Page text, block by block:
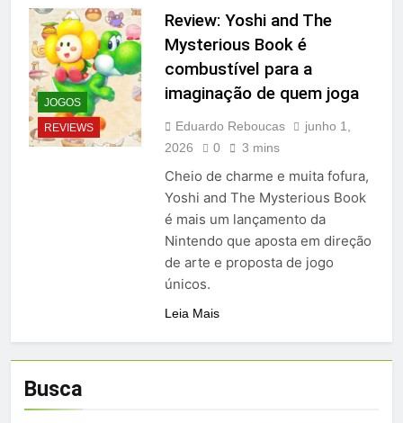
JOGOS
REVIEWS
Review: Yoshi and The
Mysterious Book é
combustível para a
imaginação de quem joga
Eduardo Reboucas
junho 1,
2026
0 3 mins
Cheio de charme e muita fofura,
Yoshi and The Mysterious Book
é mais um lançamento da
Nintendo que aposta em direção
de arte e proposta de jogo
únicos.
Leia Mais
Busca